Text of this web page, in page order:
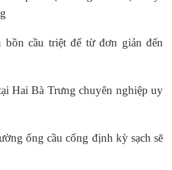
cầu triệt để từ đơn giản đến
Hai Bà Trưng chuyên nghiệp uy
ống cầu cống định kỳ sạch sẽ